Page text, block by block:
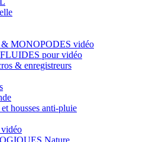
MONOPODES vidéo
pour vidéo
& enregistreurs
housses anti-pluie
vidéo
Nature